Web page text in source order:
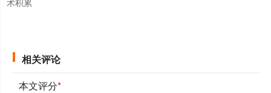
相关评论
本文评分*